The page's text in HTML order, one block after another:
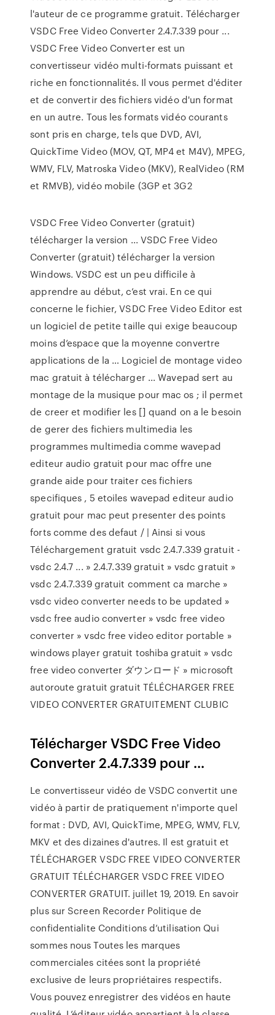
l'auteur de ce programme gratuit. Télécharger
VSDC Free Video Converter 2.4.7.339 pour ...
VSDC Free Video Converter est un
convertisseur vidéo multi-formats puissant et
riche en fonctionnalités. Il vous permet d'éditer
et de convertir des fichiers vidéo d'un format
en un autre. Tous les formats vidéo courants
sont pris en charge, tels que DVD, AVI,
QuickTime Video (MOV, QT, MP4 et M4V), MPEG,
WMV, FLV, Matroska Video (MKV), RealVideo (RM
et RMVB), vidéo mobile (3GP et 3G2
VSDC Free Video Converter (gratuit)
télécharger la version ... VSDC Free Video
Converter (gratuit) télécharger la version
Windows. VSDC est un peu difficile à
apprendre au début, c’est vrai. En ce qui
concerne le fichier, VSDC Free Video Editor est
un logiciel de petite taille qui exige beaucoup
moins d’espace que la moyenne convertre
applications de la … Logiciel de montage video
mac gratuit à télécharger ... Wavepad sert au
montage de la musique pour mac os ; il permet
de creer et modifier les [] quand on a le besoin
de gerer des fichiers multimedia les
programmes multimedia comme wavepad
editeur audio gratuit pour mac offre une
grande aide pour traiter ces fichiers
specifiques , 5 etoiles wavepad editeur audio
gratuit pour mac peut presenter des points
forts comme des defaut / | Ainsi si vous
Téléchargement gratuit vsdc 2.4.7.339 gratuit -
vsdc 2.4.7 ... » 2.4.7.339 gratuit » vsdc gratuit »
vsdc 2.4.7.339 gratuit comment ca marche »
vsdc video converter needs to be updated »
vsdc free audio converter » vsdc free video
converter » vsdc free video editor portable »
windows player gratuit toshiba gratuit » vsdc
free video converter ダウンロード » microsoft
autoroute gratuit gratuit TÉLÉCHARGER FREE
VIDEO CONVERTER GRATUITEMENT CLUBIC
Télécharger VSDC Free Video
Converter 2.4.7.339 pour ...
Le convertisseur vidéo de VSDC convertit une
vidéo à partir de pratiquement n'importe quel
format : DVD, AVI, QuickTime, MPEG, WMV, FLV,
MKV et des dizaines d'autres. Il est gratuit et
TÉLÉCHARGER VSDC FREE VIDEO CONVERTER
GRATUIT TÉLÉCHARGER VSDC FREE VIDEO
CONVERTER GRATUIT. juillet 19, 2019. En savoir
plus sur Screen Recorder Politique de
confidentialite Conditions d’utilisation Qui
sommes nous Toutes les marques
commerciales citées sont la propriété
exclusive de leurs propriétaires respectifs.
Vous pouvez enregistrer des vidéos en haute